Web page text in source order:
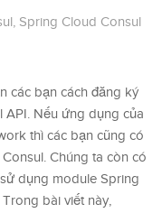
, Spring Cloud Consul
các bạn cách đăng ký
API. Nếu ứng dụng của
thì các bạn cũng có
Chúng ta còn có
dụng module Spring
bài viết này,